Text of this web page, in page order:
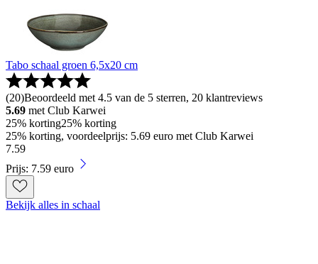
Tabo schaal groen 6,5x20 cm
(20)Beoordeeld met 4.5 van de 5 sterren, 20 klantreviews
5.69 met Club Karwei
25% korting25% korting
25% korting, voordeelprijs: 5.69 euro met Club Karwei
7.59
Prijs: 7.59 euro
Bekijk alles in schaal